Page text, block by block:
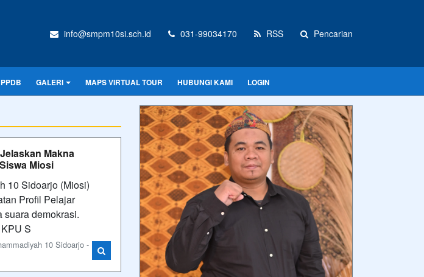
info@smpm10si.sch.id 031-99034170 RSS Pencarian
PPDB GALERI MAPS VIRTUAL TOUR HUBUNGI KAMI LOGIN
Makna
Miosi
10 Sidoarjo (Miosi)
Profil Pelajar
suara demokrasi.
S
10 Sidoarjo -